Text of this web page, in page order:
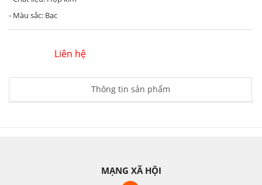
- Màu sắc: Bạc
Liên hệ
Thông tin sản phẩm
MẠNG XÃ HỘI